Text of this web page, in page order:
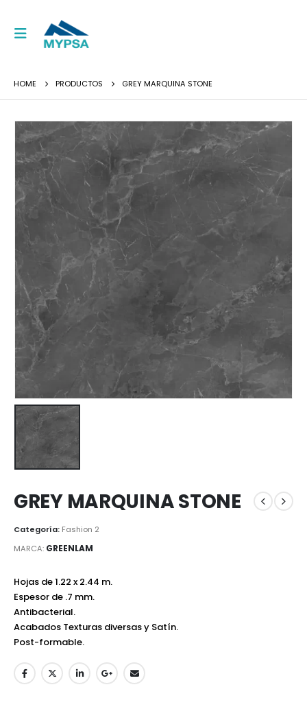
HOME PRODUCTOS GREY MARQUINA STONE
GREY MARQUINA STONE
Categoría: Fashion 2
MARCA: GREENLAM
Hojas de 1.22 x 2.44 m.
Espesor de .7 mm.
Antibacterial.
Acabados Texturas diversas y Satín.
Post-formable.